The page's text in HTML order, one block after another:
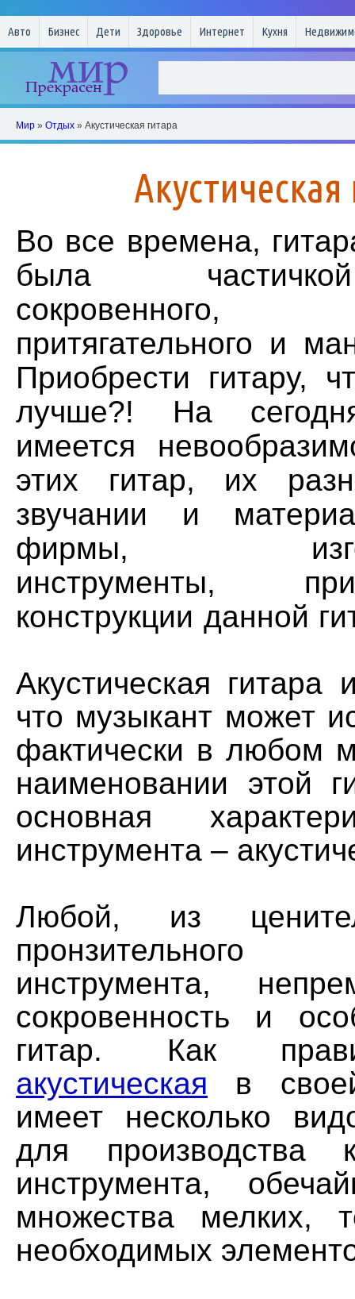
Авто Бизнес Дети Здоровье Интернет Кухня
Мир » Отдых » Акустическая гитара
Акустическая
Во все времена,
была
притягательного и
Приобрести гитару,
лучше?! На
имеется
этих гитар, их
звучании и
фирмы,
инструменты,
конструкции данной
Акустическая гитара
что музыкант может
фактически в любом
наименовании этой
основная
инструмента –
Любой, из
инструмента,
сокровенность и
гитар. Как
акустическая в
имеет несколько
для производства
инструмента,
множества мелких,
необходимых